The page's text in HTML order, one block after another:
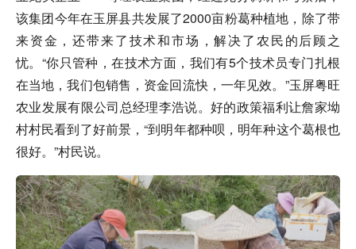
该集团今年在玉屏县共发展了2000亩粉葛种植地，除了带
来资金，还带来了技术和市场，解决了农民的后顾之
忧。“你只管种，在技术方面，我们有5个技术员专门扎根
在当地，我们包销售，资金回流快，一年见效。”玉屏粤旺
农业发展有限公司总经理李浩说。好的政策福利让詹家坳
村村民看到了好前景，“到明年都种呗，明年种这个葛根也
很好。”村民说。